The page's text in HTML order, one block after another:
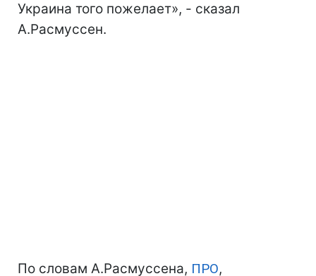
Украина того пожелает», - сказал
А.Расмуссен.
По словам А.Расмуссена, ПРО,